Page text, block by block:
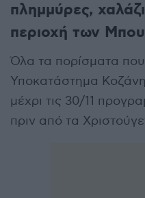
πλημμύρες,
περιοχή των
Όλα τα πορίσματα
Υποκατάστημα
μέχρι τις 30/11
πριν από τα